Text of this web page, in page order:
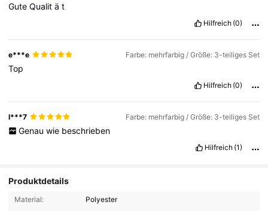
GuteQualität
Hilfreich (0)
e***e Farbe: mehrfarbig / Größe: 3-teiliges Set
Top
Hilfreich (0)
l***7 Farbe: mehrfarbig / Größe: 3-teiliges Set
Genau wie beschrieben
Hilfreich (1)
Produktdetails
Material:
Polyester